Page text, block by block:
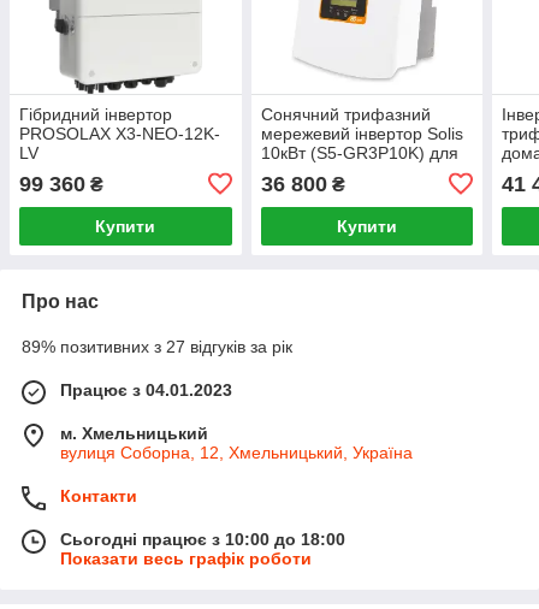
Гібридний інвертор
PROSOLAX X3-NEO-12K-
LV
99 360 ₴
Купити
Сонячний трифазний
мережевий інвертор Solis
10кВт (S5-GR3P10K) для
36 800₴
Купити
5G
41
Про нас
89% позитивних з 27 відгуків за рік
Працює з 04.01.2023
м. Хмельницький
вулиця Соборна, 12, Хмельницький, Україна
Контакти
Сьогодні працює з 10:00 до 18:00
Показати весь графік роботи